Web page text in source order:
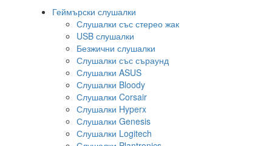
Геймърски слушалки
Слушалки със стерео жак
USB слушалки
Безжични слушалки
Слушалки със съраунд
Слушалки ASUS
Слушалки Bloody
Слушалки Corsair
Слушалки Hyperx
Слушалки Genesis
Слушалки Logitech